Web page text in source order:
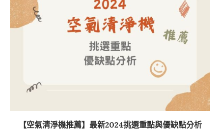
【空氣清淨機推薦】最新2024挑選重點與優缺點分析